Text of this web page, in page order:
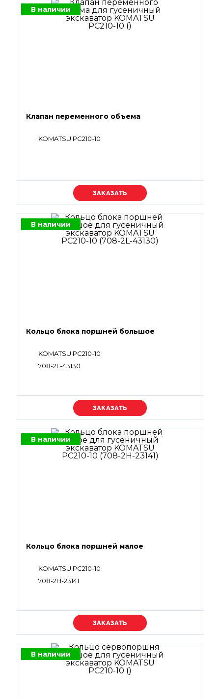
В наличии
Клапан переменного объема
KOMATSU PC210-10
Уточняйте цену
В наличии
Кольцо блока поршней большое
KOMATSU PC210-10
708-2L-43130
Уточняйте цену
В наличии
Кольцо блока поршней малое
KOMATSU PC210-10
708-2H-23141
Уточняйте цену
В наличии